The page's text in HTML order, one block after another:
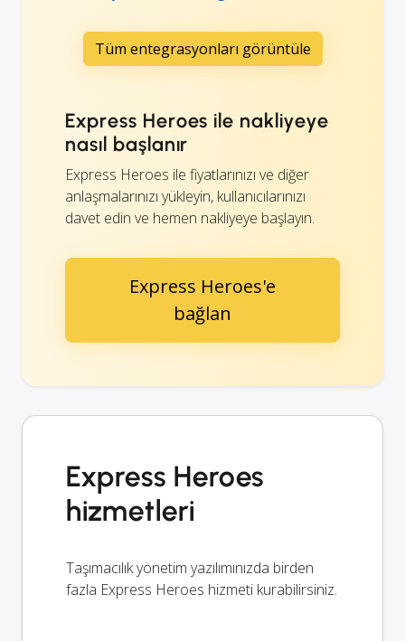
Tüm entegrasyonları görüntüle
Express Heroes ile nakliyeye
nasıl başlanır
Express Heroes ile fiyatlarınızı ve diğer
anlaşmalarınızı yükleyin, kullanıcılarınızı
davet edin ve hemen nakliyeye başlayın.
Express Heroes'e
bağlan
Express Heroes
hizmetleri
Taşımacılık yönetim yazılımınızda birden
fazla Express Heroes hizmeti kurabilirsiniz.